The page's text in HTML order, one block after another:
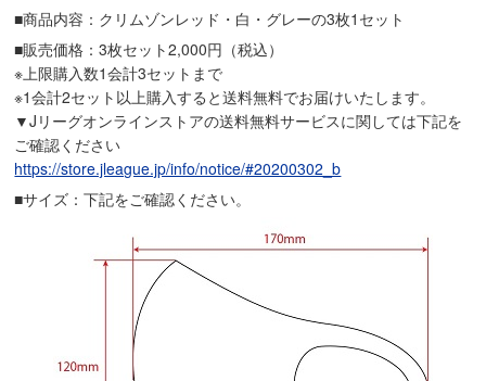
■商品内容：クリムゾンレッド・白・グレーの3枚1セット
■販売価格：3枚セット2,000円（税込）
※上限購入数1会計3セットまで
※1会計2セット以上購入すると送料無料でお届けいたします。
▼Jリーグオンラインストアの送料無料サービスに関しては下記を
ご確認ください
https://store.jleague.jp/info/notice/#20200302_b
■サイズ：下記をご確認ください。